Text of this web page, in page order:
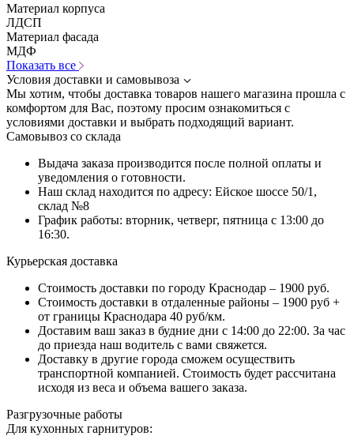
Материал корпуса
ЛДСП
Материал фасада
МДФ
Показать все
Условия доставки и самовывоза
Мы хотим, чтобы доставка товаров нашего магазина прошла с
комфортом для Вас, поэтому просим ознакомиться с
условиями доставки и выбрать подходящий вариант.
Самовывоз со склада
Выдача заказа производится после полной оплаты и
уведомления о готовности.
Наш склад находится по адресу: Ейское шоссе 50/1,
склад №8
График работы: вторник, четверг, пятница с 13:00 до
16:30.
Курьерская доставка
Стоимость доставки по городу Краснодар – 1900 руб.
Стоимость доставки в отдаленные районы – 1900 руб +
от границы Краснодара 40 руб/км.
Доставим ваш заказ в будние дни с 14:00 до 22:00. За час
до приезда наш водитель с вами свяжется.
Доставку в другие города сможем осуществить
транспортной компанией. Стоимость будет рассчитана
исходя из веса и объема вашего заказа.
Разгрузочные работы
Для кухонных гарнитуров: